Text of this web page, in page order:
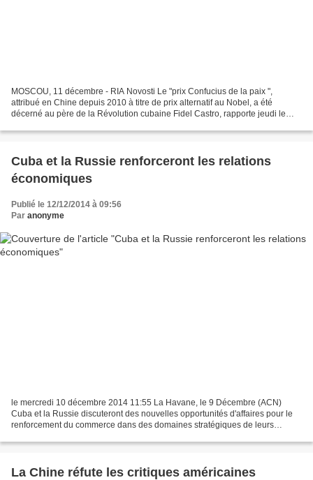
MOSCOU, 11 décembre - RIA Novosti Le "prix Confucius de la paix ",
attribué en Chine depuis 2010 à titre de prix alternatif au Nobel, a été
décerné au père de la Révolution cubaine Fidel Castro, rapporte jeudi le
Cuba et la Russie renforceront les relations
économiques
Publié le 12/12/2014 à 09:56
Par anonyme
le mercredi 10 décembre 2014 11:55 La Havane, le 9 Décembre (ACN)
Cuba et la Russie discuteront des nouvelles opportunités d'affaires pour le
renforcement du commerce dans des domaines stratégiques de leurs
La Chine réfute les critiques américaines